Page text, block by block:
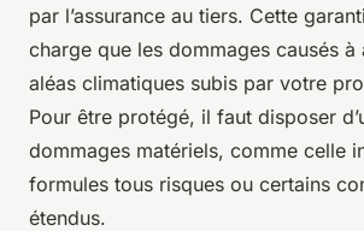
par l’assurance au tiers. Cette
charge que les dommages causés à
aléas climatiques subis par votre
Pour être protégé, il faut disposer
dommages matériels, comme celle
formules tous risques ou certains
étendus.